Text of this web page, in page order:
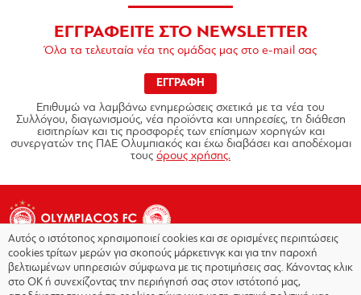
ΕΓΓΡΑΦΕΙΤΕ ΣΤΟ NEWSLETTER
Όλα τα τελευταία νέα της ομάδας μας στο e-mail σας
ΕΓΓΡΑΦΗ
Επιθυμώ να λαμβάνω ενημερώσεις σχετικά με τα νέα του
Συλλόγου, διαγωνισμούς, νέα προϊόντα και υπηρεσίες, τη διάθεση
εισιτηρίων και τις προσφορές των επίσημων χορηγών και
συνεργατών της ΠΑΕ Ολυμπιακός και έχω διαβάσει και αποδέχομαι
τους όρους χρήσης.
Copyright © 2026 - Olympiacos.org
Αυτός ο ιστότοπος χρησιμοποιεί cookies και σε ορισμένες περιπτώσεις
cookies τρίτων μερών για σκοπούς μάρκετινγκ και για την παροχή
βελτιωμένων υπηρεσιών σύμφωνα με τις προτιμήσεις σας. Κάνοντας κλικ
στο OK ή συνεχίζοντας την περιήγησή σας στον ιστότοπό μας,